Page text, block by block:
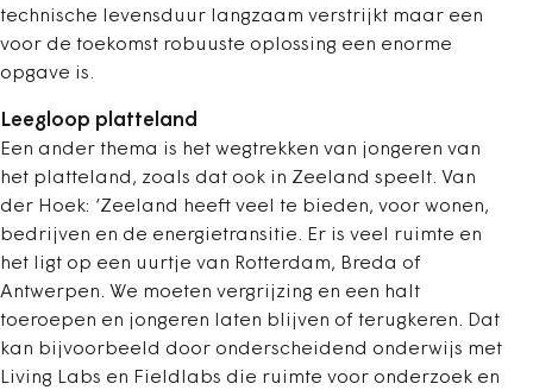
technische levensduur langzaam verstrijkt maar een
voor de toekomst robuuste oplossing een enorme
opgave is.
Leegloop platteland
Een ander thema is het wegtrekken van jongeren van
het platteland, zoals dat ook in Zeeland speelt. Van
der Hoek: ‘Zeeland heeft veel te bieden, voor wonen,
bedrijven en de energietransitie. Er is veel ruimte en
het ligt op een uurtje van Rotterdam, Breda of
Antwerpen. We moeten vergrijzing en een halt
toeroepen en jongeren laten blijven of terugkeren. Dat
kan bijvoorbeeld door onderscheidend onderwijs met
Living Labs en Fieldlabs die ruimte voor onderzoek en